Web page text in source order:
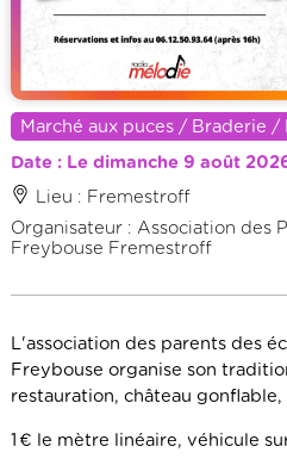
Marché aux puces / Braderie /
Date : Le dimanche 9 août
Lieu : Fremestroff
Organisateur : Association des
Freybouse Fremestroff
L'association des parents des
Freybouse organise son
restauration, château
1 € le mètre linéaire, véhicule